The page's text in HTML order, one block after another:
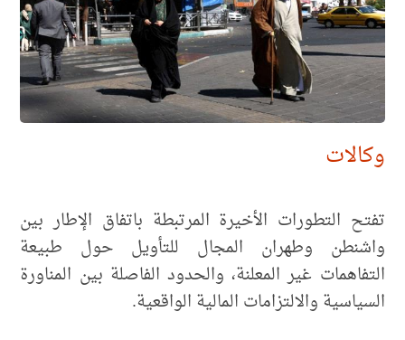
وكالات
تفتح التطورات الأخيرة المرتبطة باتفاق الإطار بين
واشنطن وطهران المجال للتأويل حول طبيعة
التفاهمات غير المعلنة، والحدود الفاصلة بين المناورة
السياسية والالتزامات المالية الواقعية.